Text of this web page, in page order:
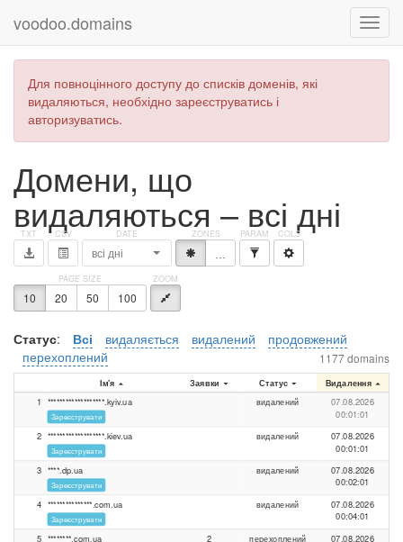
voodoo.domains
Для повноцінного доступу до списків доменів, які
видаляються, необхідно зареєструватись і
авторизуватись.
Домени, що
видаляються – всі дні
всі дні *
10 20 50 100
Статус: Всі видаляється видалений
продовжений
перехоплений
1177 domains
Ім'я Заявки Статус
Видалення
1
*******************.kyiv.ua
Зареєструвати
видалений 07.08.2026
00:01:01
2 *******************.kiev.ua
Зареєструвати
видалений 07.08.2026
00:01:01
3 ****.dp.ua
Зареєструвати
видалений 07.08.2026
00:02:01
4 ***************.com.ua
Зареєструвати
видалений 07.08.2026
00:04:01
5 ********.com.ua 2 перехоплений 07.08.2026